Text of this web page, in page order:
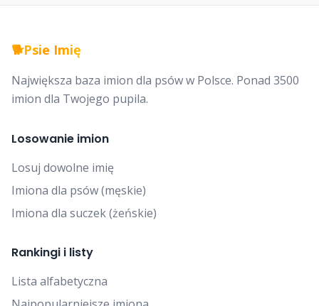
🐕Psie Imię
Największa baza imion dla psów w Polsce. Ponad 3500
imion dla Twojego pupila.
Losowanie imion
Losuj dowolne imię
Imiona dla psów (męskie)
Imiona dla suczek (żeńskie)
Rankingi i listy
Lista alfabetyczna